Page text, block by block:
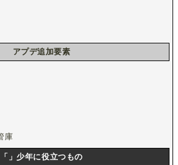
アプデ追加要素
庫
「」少年に役立つもの